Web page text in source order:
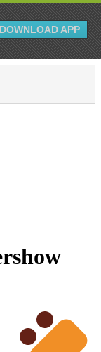
DOWNLOAD APP